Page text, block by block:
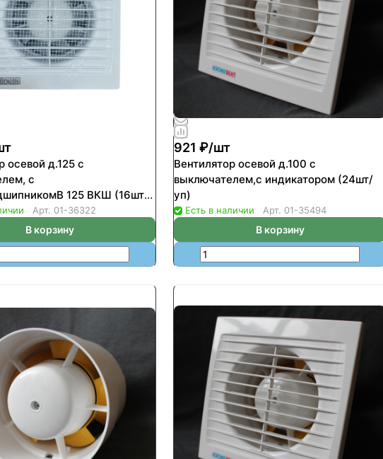
осевой д.125 с
с
125 ВКШ (16шт/
Арт. 01-36322
В корзину
921 ₽/шт
Вентилятор осевой д.100 с
выключателем,с индикатором (24шт/
уп)
Есть в наличии Арт. 01-35494
В корзину